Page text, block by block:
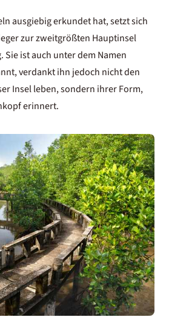
ausgiebig erkundet hat, setzt sich
zur zweitgrößten Hauptinsel
Sie ist auch unter dem Namen
verdankt ihn jedoch nicht den
Insel leben, sondern ihrer Form,
erinnert.